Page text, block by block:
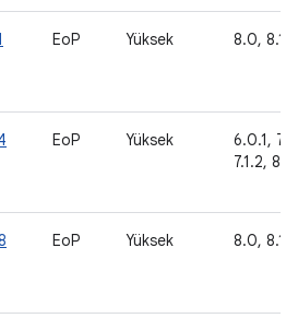
EoP Yüksek 8.0, 8.1
EoP Yüksek
6.0.1,
7.1.2,
EoP Yüksek 8.0, 8.1